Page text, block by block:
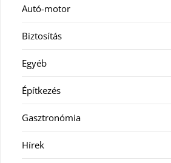
Autó-motor
Biztosítás
Egyéb
Építkezés
Gasztronómia
Hírek